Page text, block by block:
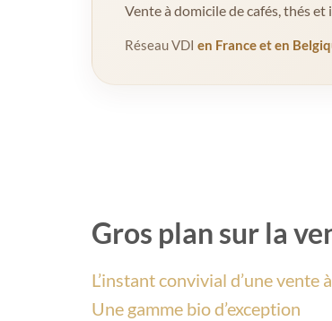
Vente à domicile de cafés, thés
Réseau VDI en France et en
Gros plan sur la
L’instant convivial d’une vente
Une gamme bio d’exception